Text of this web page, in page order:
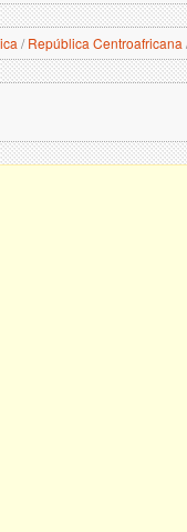
/ República Centroafricana